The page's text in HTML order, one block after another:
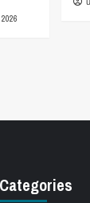
Categories